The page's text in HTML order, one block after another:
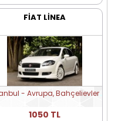
FİAT LİNEA
- Avrupa, Bahçelievler
1050 TL